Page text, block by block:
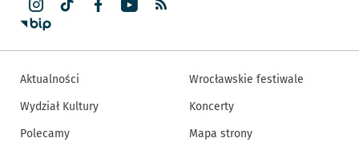
Aktualności
Wydział Kultury
Polecamy
Wrocławskie festiwale
Koncerty
Mapa strony